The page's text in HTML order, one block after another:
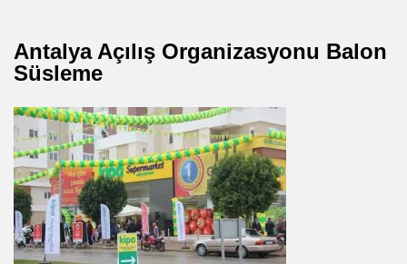
Antalya Açılış Organizasyonu Balon
Süsleme